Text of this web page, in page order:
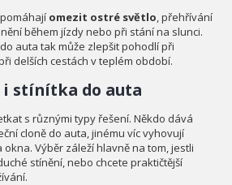
omezit ostré světlo, přehřívání
během jízdy nebo při stání na slunci.
auta tak může zlepšit pohodlí při
delších cestách v teplém období.
stínítka do auta
s různými typy řešení. Někdo dává
cloně do auta, jinému víc vyhovují
Výběr záleží hlavně na tom, jestli
stínění, nebo chcete praktičtější